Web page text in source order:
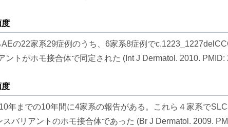
度
の22家系29症例のうち、6家系8症例で
ントがホモ接合体で同定された (Int J Dermatol. 2010. PMID:
度
年までの10年間に4家系の報告がある。これら４家系で
バリアントのホモ接合体であった (Br J Dermatol. 2009.